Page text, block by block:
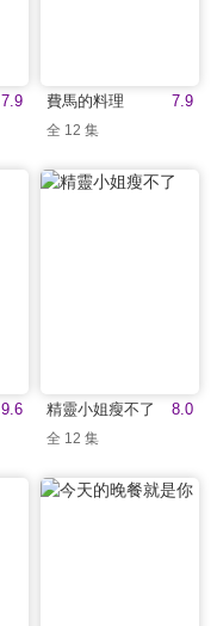
7.9 7.9
費馬的料理
全 12 集
9.6 8.0
精靈小姐瘦不了
全 12 集